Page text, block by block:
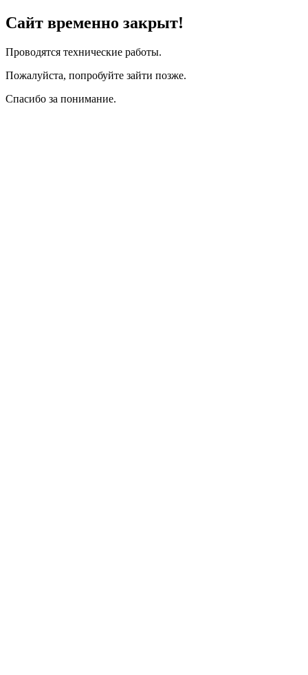
Сайт временно закрыт!
Проводятся технические работы.
Пожалуйста, попробуйте зайти позже.
Спасибо за понимание.